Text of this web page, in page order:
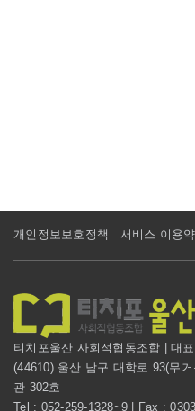
개인정보보호정책 서비스 이용
티치포울산 사회적협동조합 | 대
(44610) 울산 남구 대학로 93(무
관 302호
Tel : 052-259-1328~9 | Fax :